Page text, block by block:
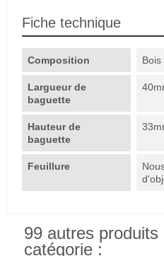
Fiche technique
Composition Bois
Largueur de
baguette
Hauteur de
baguette
Feuillure
99 autres
catégorie :